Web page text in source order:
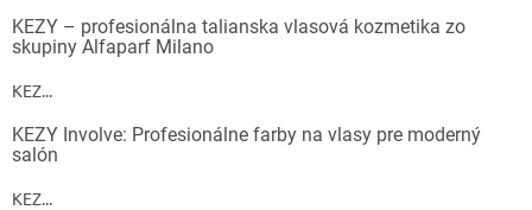
KEZY – profesionálna talianska vlasová kozmetika zo
skupiny Alfaparf Milano
KEZ...
KEZY Involve: Profesionálne farby na vlasy pre moderný
salón
KEZ...